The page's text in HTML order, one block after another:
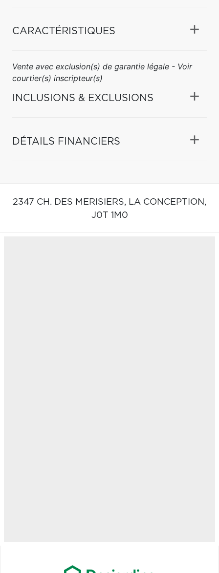
CARACTÉRISTIQUES
Vente avec exclusion(s) de garantie légale - Voir
courtier(s) inscripteur(s)
INCLUSIONS & EXCLUSIONS
DÉTAILS FINANCIERS
2347 CH. DES MERISIERS, LA CONCEPTION,
J0T 1M0